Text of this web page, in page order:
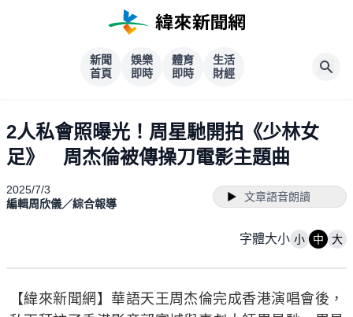
新聞
首頁
娛樂
即時
體育
即時
生活
財經
2人私會照曝光！周星馳開拍《少林女
足》 周杰倫被傳操刀電影主題曲
2025/7/3
編輯周欣儀／綜合報導
文章語音朗讀
字體大小 小 中 大
【緯來新聞網】華語天王周杰倫完成香港演唱會後，